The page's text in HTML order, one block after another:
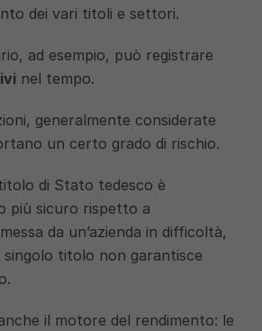
dei vari titoli e settori.
nel tempo.
generalmente considerate
un certo grado di rischio.
di Stato tedesco è
più sicuro rispetto a
da un’azienda in difficoltà,
singolo titolo non garantisce
il motore del rendimento: le